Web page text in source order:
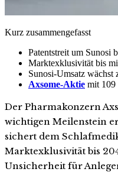
Kurz zusammengefasst
Patentstreit um Sunosi
Marktexklusivität bis
Sunosi-Umsatz wächst
Axsome-Aktie mit 109
Der Pharmakonzern
wichtigen Meilenstein
sichert dem
Marktexklusivität bis
Unsicherheit für